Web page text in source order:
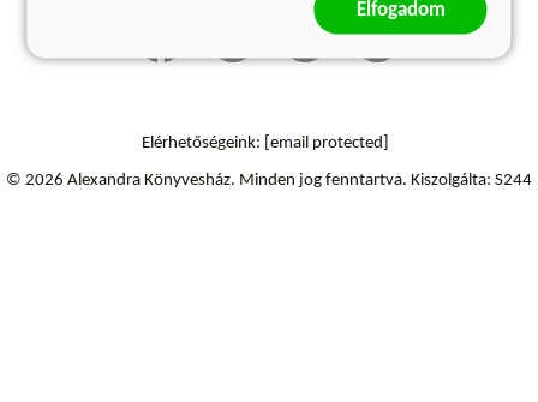
Elérhetőségeink: [email protected]
© 2026 Alexandra Könyvesház. Minden jog fenntartva. Kiszolgálta: S244
Elfogadom